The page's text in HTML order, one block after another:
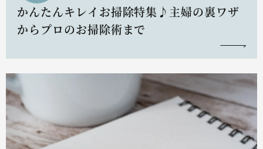
かんたんキレイお掃除特集♪主婦の裏ワザ
からプロのお掃除術まで